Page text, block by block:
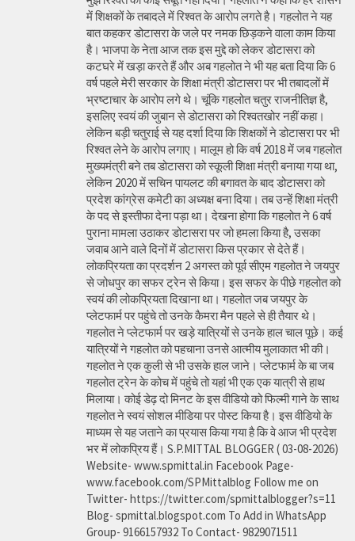
में शिक्षकों के तबादले में रिश्वत के आरोप लगते है। गहलोत ने यह
बात कहकर डोटासरा के जले पर नमक छिड़कने वाला काम किया
है। भाजपा के नेता आज तक इस मुद्दे को लेकर डोटासरा को
कटघरे में खड़ा करते हैं और अब गहलोत ने भी यह बता दिया कि 6
वर्ष पहले मेरी सरकार के शिक्षा मंत्री डोटासरा पर भी तबादलों में
भ्रष्टाचार के आरोप लगे थे। चूंकि गहलोत चतुर राजनीतिज्ञ है,
इसलिए स्वयं की जुबान से डोटासरा को रिश्वतखोर नहीं कहा।
लेकिन बड़ी चतुराई से यह दर्शा दिया कि शिक्षकों ने डोटासरा पर भी
रिश्वत लेने के आरोप लगाए। मालूम हो कि वर्ष 2018 में जब गहलोत
मुख्यमंत्री बने तब डोटासरा को स्कूली शिक्षा मंत्री बनाया गया था,
लेकिन 2020 में सचिन पायलट की बगावत के बाद डोटासरा को
प्रदेश कांग्रेस कमेटी का अध्यक्ष बना दिया। तब उन्हें शिक्षा मंत्री
के पद से इस्तीफा देना पड़ा था। देखना होगा कि गहलोत ने 6 वर्ष
पुराना मामला उठाकर डोटासरा पर जो हमला किया है, उसका
जवाब आने वाले दिनों में डोटासरा किस प्रकार से देते हैं।
लोकप्रियता का प्रदर्शन 2 अगस्त को पूर्व सीएम गहलोत ने जयपुर
से जोधपुर का सफर ट्रेन से किया। इस सफर के पीछे गहलोत को
स्वयं की लोकप्रियता दिखाना था। गहलोत जब जयपुर के
प्लेटफार्म पर पहुंचे तो उनके कैमरा मैन पहले से ही तैयार थे।
गहलोत ने प्लेटफार्म पर खड़े यात्रियों से उनके हाल चाल पूछे। कई
यात्रियों ने गहलोत को पहचाना उनसे आत्मीय मुलाकात भी की।
गहलोत ने एक कुली से भी उसके हाल जाने। प्लेटफार्म के बा जब
गहलोत ट्रेन के कोच में पहुंचे तो यहां भी एक एक यात्री से हाथ
मिलाया। कोई डेढ़ दो मिनट के इस वीडियो को फिल्मी गाने के साथ
गहलोत ने स्वयं सोशल मीडिया पर पोस्ट किया है। इस वीडियो के
माध्यम से यह जताने का प्रयास किया गया है कि वे आज भी प्रदेश
भर में लोकप्रिय हैं। S.P.MITTAL BLOGGER ( 03-08-2026)
Website- www.spmittal.in Facebook Page-
www.facebook.com/SPMittalblog Follow me on
Twitter- https://twitter.com/spmittalblogger?s=11
Blog- spmittal.blogspot.com To Add in WhatsApp
Group- 9166157932 To Contact- 9829071511